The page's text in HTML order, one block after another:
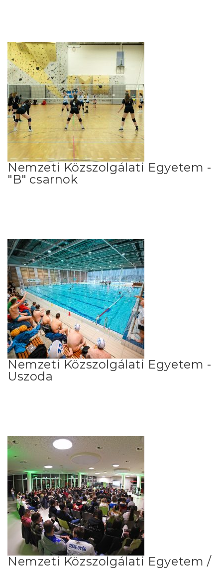
Nemzeti Közszolgálati Egyetem -
"B" csarnok
Nemzeti Közszolgálati Egyetem -
Uszoda
Nemzeti Közszolgálati Egyetem /